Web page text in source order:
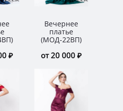
₽
Вечернее
платье
(МОД-22ВП)
от 20 000 ₽